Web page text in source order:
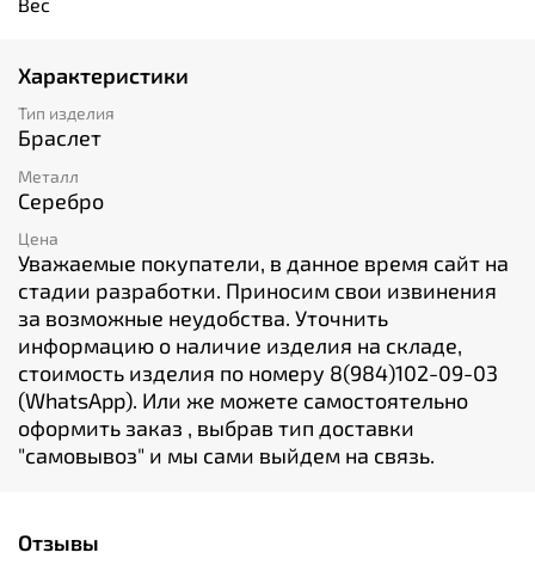
Характеристики
Тип изделия
Браслет
Металл
Серебро
Цена
Уважаемые покупатели, в данное время сайт на
стадии разработки. Приносим свои извинения
за возможные неудобства. Уточнить
информацию о наличие изделия на складе,
стоимость изделия по номеру 8(984)102-09-03
(WhatsApp). Или же можете самостоятельно
оформить заказ , выбрав тип доставки
"cамовывоз" и мы сами выйдем на связь.
Отзывы